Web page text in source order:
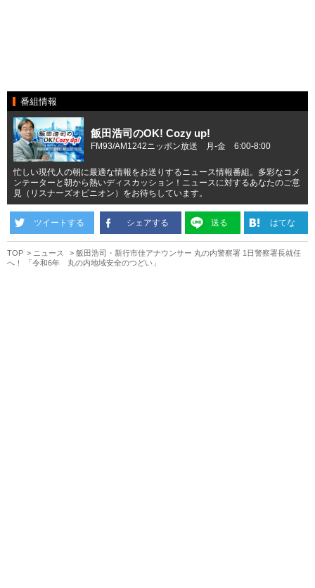
番組情報
飯田浩司のOK! Cozy up!
FM93/AM1242ニッポン放送 月-金 6:00-8:00
忙しい現代人の朝に最適な情報をお送りするニュース情報番組。多彩なコメ
ンテーターと朝から熱いディスカッション！ニュースに対するあなたのご意
見（リスナーズオピニオン）をお待ちしています。
ツイートする シェアする 送る はてな
TOP ニュース
飯田浩司・新行市佳アナウンサー 丸の内警察署 1日警察署長就任
へ！ 「令和6年 丸の内地域安全のつどい」